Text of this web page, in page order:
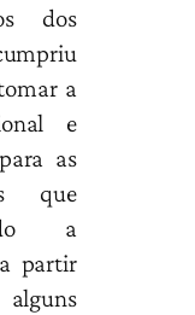
dos
a
e
as
que
a
partir